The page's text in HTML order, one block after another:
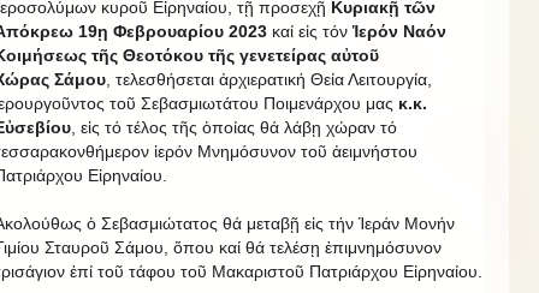
κυροῦ Εἰρηναίου, τῇ προσεχῇ Κυριακῇ τῶν
19ῃ Φεβρουαρίου 2023 καί εἰς τόν Ἱερόν Ναόν
τῆς Θεοτόκου τῆς γενετείρας αὐτοῦ
Σάμου , τελεσθήσεται ἀρχιερατική Θεία Λειτουργία,
τοῦ Σεβασμιωτάτου Ποιμενάρχου μας κ.κ.
, εἰς τό τέλος τῆς ὁποίας θά λάβῃ χώραν τό
ἱερόν Μνημόσυνον τοῦ ἀειμνήστου
Εἰρηναίου.
ὁ Σεβασμιώτατος θά μεταβῇ εἰς τήν Ἱεράν Μονήν
Σταυροῦ Σάμου, ὅπου καί θά τελέσῃ ἐπιμνημόσυνον
ἐπί τοῦ τάφου τοῦ Μακαριστοῦ Πατριάρχου Εἰρηναίου.